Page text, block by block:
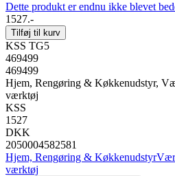
Dette produkt er endnu ikke blevet
1527.-
Tilføj til kurv
KSS TG5
469499
469499
Hjem, Rengøring & Køkkenudstyr,
værktøj
KSS
1527
DKK
2050004582581
Hjem, Rengøring & Køkkenudstyr
værktøj